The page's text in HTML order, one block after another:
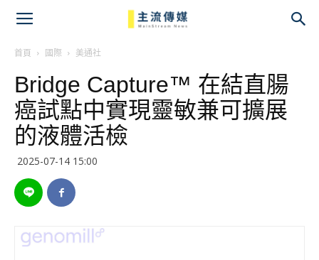
首頁 國際 美通社
Bridge Capture™ 在結直腸
癌試點中實現靈敏兼可擴展
的液體活檢
2025-07-14 15:00